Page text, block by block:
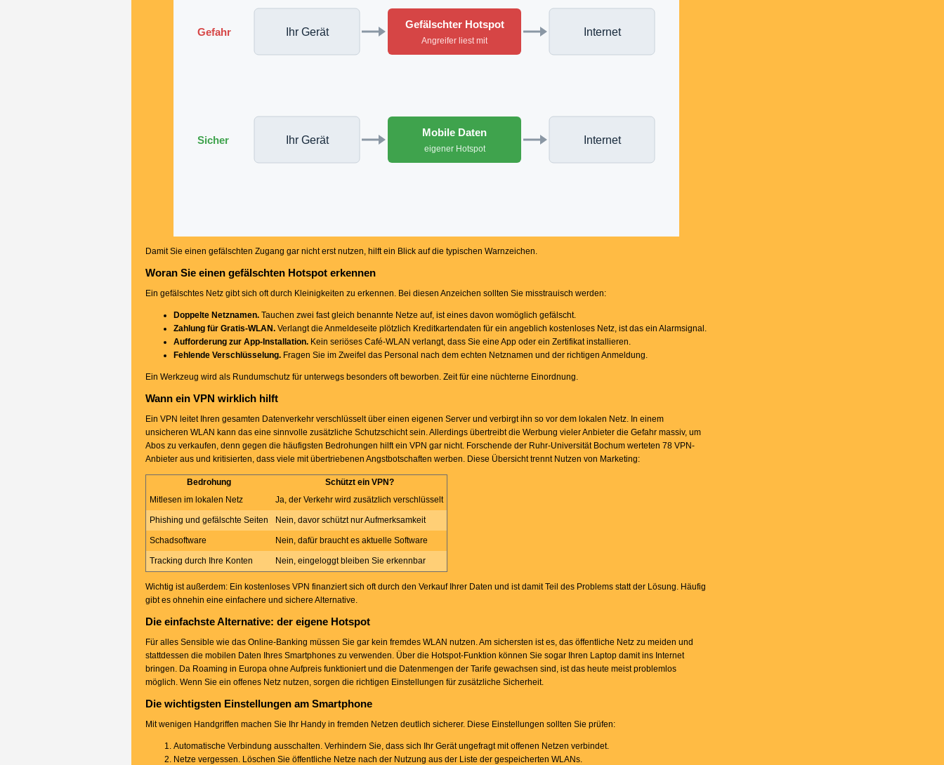
Gefahr Ihr Gerät
Gefälschter Hotspot
Angreifer liest mit
Internet
Sicher Ihr Gerät
Mobile Daten
eigener Hotspot
Internet
Damit Sie einen gefälschten Zugang gar nicht erst nutzen, hilft ein Blick auf die typischen Warnzeichen.
Woran Sie einen gefälschten Hotspot erkennen
Ein gefälschtes Netz gibt sich oft durch Kleinigkeiten zu erkennen. Bei diesen Anzeichen sollten Sie misstrauisch werden:
Doppelte Netznamen. Tauchen zwei fast gleich benannte Netze auf, ist eines davon womöglich gefälscht.
Zahlung für Gratis-WLAN. Verlangt die Anmeldeseite plötzlich Kreditkartendaten für ein angeblich kostenloses Netz, ist das ein Alarmsignal.
Aufforderung zur App-Installation. Kein seriöses Café-WLAN verlangt, dass Sie eine App oder ein Zertifikat installieren.
Fehlende Verschlüsselung. Fragen Sie im Zweifel das Personal nach dem echten Netznamen und der richtigen Anmeldung.
Ein Werkzeug wird als Rundumschutz für unterwegs besonders oft beworben. Zeit für eine nüchterne Einordnung.
Wann ein VPN wirklich hilft
Ein VPN leitet Ihren gesamten Datenverkehr verschlüsselt über einen eigenen Server und verbirgt ihn so vor dem lokalen Netz. In einem
unsicheren WLAN kann das eine sinnvolle zusätzliche Schutzschicht sein. Allerdings übertreibt die Werbung vieler Anbieter die Gefahr massiv, um
Abos zu verkaufen, denn gegen die häufigsten Bedrohungen hilft ein VPN gar nicht. Forschende der Ruhr-Universität Bochum werteten 78 VPN-
Anbieter aus und kritisierten, dass viele mit übertriebenen Angstbotschaften werben. Diese Übersicht trennt Nutzen von Marketing:
Bedrohung
Schützt ein VPN?
Mitlesen im lokalen Netz
Ja, der Verkehr wird zusätzlich verschlüsselt
Phishing und gefälschte Seiten Nein, davor schützt nur Aufmerksamkeit
Schadsoftware Nein, dafür braucht es aktuelle Software
Tracking durch Ihre Konten Nein, eingeloggt bleiben Sie erkennbar
Wichtig ist außerdem: Ein kostenloses VPN finanziert sich oft durch den Verkauf Ihrer Daten und ist damit Teil des Problems statt der Lösung. Häufig
gibt es ohnehin eine einfachere und sichere Alternative.
Die einfachste Alternative: der eigene Hotspot
Für alles Sensible wie das Online-Banking müssen Sie gar kein fremdes WLAN nutzen. Am sichersten ist es, das öffentliche Netz zu meiden und
stattdessen die mobilen Daten Ihres Smartphones zu verwenden. Über die Hotspot-Funktion können Sie sogar Ihren Laptop damit ins Internet
bringen. Da Roaming in Europa ohne Aufpreis funktioniert und die Datenmengen der Tarife gewachsen sind, ist das heute meist problemlos
möglich. Wenn Sie ein offenes Netz nutzen, sorgen die richtigen Einstellungen für zusätzliche Sicherheit.
Die wichtigsten Einstellungen am Smartphone
Mit wenigen Handgriffen machen Sie Ihr Handy in fremden Netzen deutlich sicherer. Diese Einstellungen sollten Sie prüfen:
Automatische Verbindung ausschalten. Verhindern Sie, dass sich Ihr Gerät ungefragt mit offenen Netzen verbindet.
Netze vergessen. Löschen Sie öffentliche Netze nach der Nutzung aus der Liste der gespeicherten WLANs.